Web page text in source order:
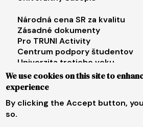
Footer menu 3
Národná cena SR za kvalitu
Zásadné dokumenty
Pro TRUNI Activity
Centrum podpory študentov
Univerzita tretieho veku
Footer menu 4
E-shop
Instagram
We use cookies on this site to
experience
By clicking the Accept button,
so.